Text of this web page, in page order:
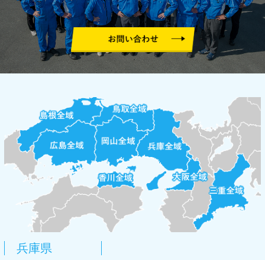
兵庫県